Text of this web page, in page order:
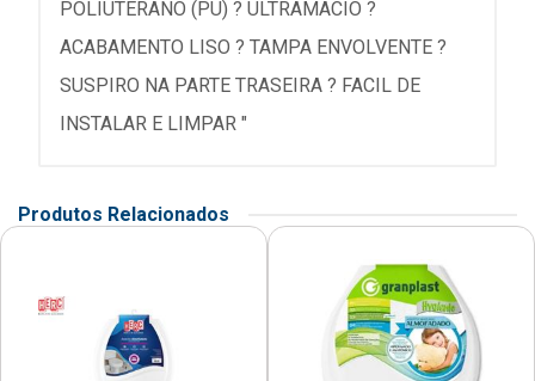
POLIUTERANO (PU) ? ULTRAMACIO ?
ACABAMENTO LISO ? TAMPA ENVOLVENTE ?
SUSPIRO NA PARTE TRASEIRA ? FACIL DE
INSTALAR E LIMPAR "
Produtos Relacionados